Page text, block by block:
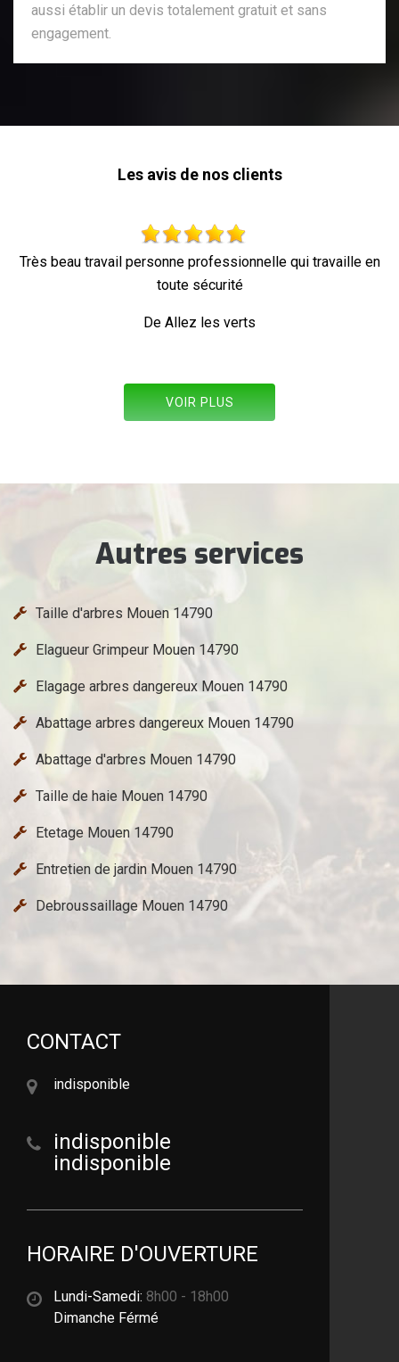
aussi établir un devis totalement gratuit et sans
engagement.
Les avis de nos clients
en Parfait !
VOIR PLUS
Autres services
Taille d'arbres Mouen 14790
Elagueur Grimpeur Mouen 14790
Elagage arbres dangereux Mouen 14790
Abattage arbres dangereux Mouen 14790
Abattage d'arbres Mouen 14790
Taille de haie Mouen 14790
Etetage Mouen 14790
Entretien de jardin Mouen 14790
Debroussaillage Mouen 14790
CONTACT
indisponible
indisponible
indisponible
HORAIRE D'OUVERTURE
Lundi-Samedi: 8h00 - 18h00
Dimanche Férmé